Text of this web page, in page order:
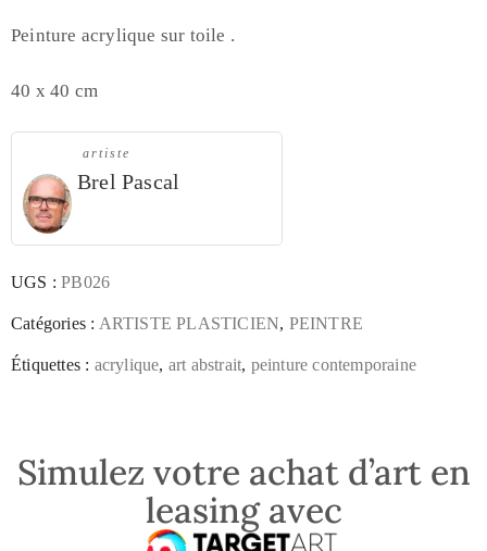
Peinture acrylique sur toile .
40 x 40 cm
artiste
Brel Pascal
UGS :PB026
Catégories : ARTISTE PLASTICIEN, PEINTRE
Étiquettes : acrylique, art abstrait, peinture contemporaine
Simulez votre achat d’art en
leasing avec